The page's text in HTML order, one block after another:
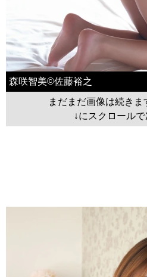
森咲智美©佐藤裕之
まだまだ画像は続きま
↓にスクロール